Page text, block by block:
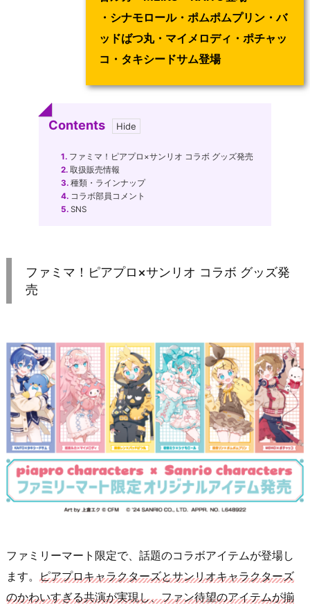
・シナモロール・ポムポムプリン・バ
ッドばつ丸・マイメロディ・ポチャッ
コ・タキシードサム登場
Contents
1. ファミマ！ピアプロ×サンリオ コラボ グッズ発売
2. 取扱販売情報
3. 種類・ラインナップ
4. コラボ部員コメント
5. SNS
ファミマ！ピアプロ×サンリオ コラボ グッズ発
売
ファミリーマート限定で、話題のコラボアイテムが登場し
ます。 ピアプロキャラクターズとサンリオキャラクターズ
のかわいすぎる共演が実現し、ファン待望のアイテムが揃